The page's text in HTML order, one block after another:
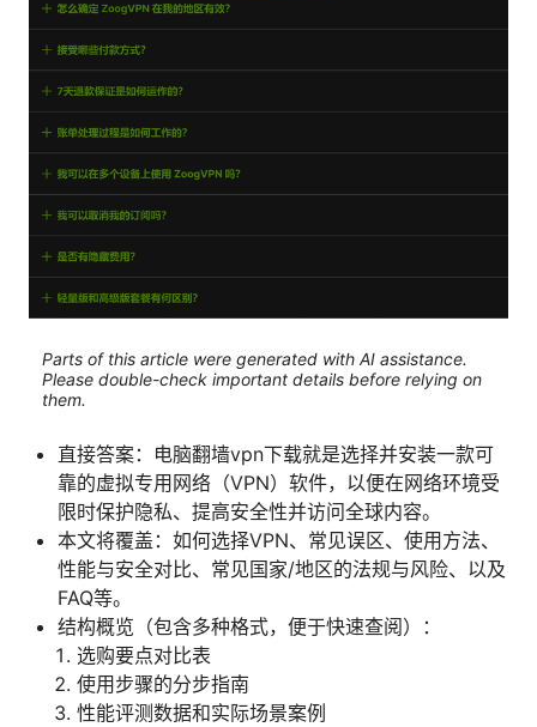
Parts of this article were generated with AI assistance.
Please double-check important details before relying on
them.
直接答案：电脑翻墙vpn下载就是选择并安装一款可
靠的虚拟专用网络（VPN）软件，以便在网络环境受
限时保护隐私、提高安全性并访问全球内容。
本文将覆盖：如何选择VPN、常见误区、使用方法、
性能与安全对比、常见国家/地区的法规与风险、以及
FAQ等。
结构概览（包含多种格式，便于快速查阅）：
选购要点对比表
使用步骤的分步指南
性能评测数据和实际场景案例